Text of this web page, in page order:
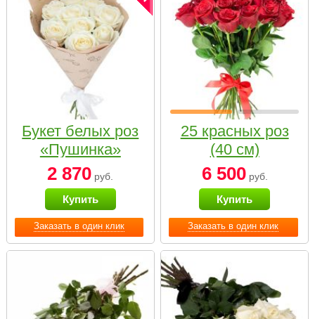
Заказать в один клик
Букет белых роз
«Пушинка»
2 870 руб.
Купить
Заказать в один клик
25 красных роз
(40 см)
6 500руб.
Купить